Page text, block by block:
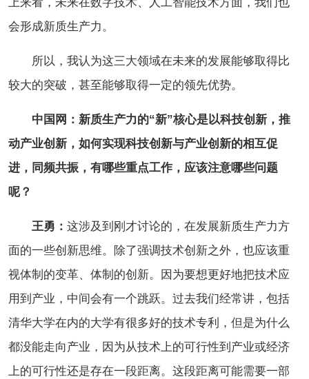
上来看，未来在数字技术、人工智能技术方面，我们也
会形成新质生产力。
所以，我认为这三大领域在未来的发展能够取得比
较大的突破，甚至能够取得一定的领先优势。
中国网：新质生产力的“新”核心是以科技创新，推
动产业创新，如何实现科技创新与产业创新的相互促
进，同频共振，有哪些重点工作，应该注意哪些问题
呢？
王勇： 这涉及到刚才讨论的，在发展新质生产力方
面的一些创新思维。除了强调技术创新之外，也应该重
视体制的变革、体制的创新。因为要想更好地把技术应
用到产业，中间会有一个跳跃。过去我们经常讲，包括
清华大学在内的大学有很多好的技术专利，但是为什么
都没能走向产业，因为从技术上的可行性到产业或经济
上的可行性还是存在一段距离。这段距离可能需要一部